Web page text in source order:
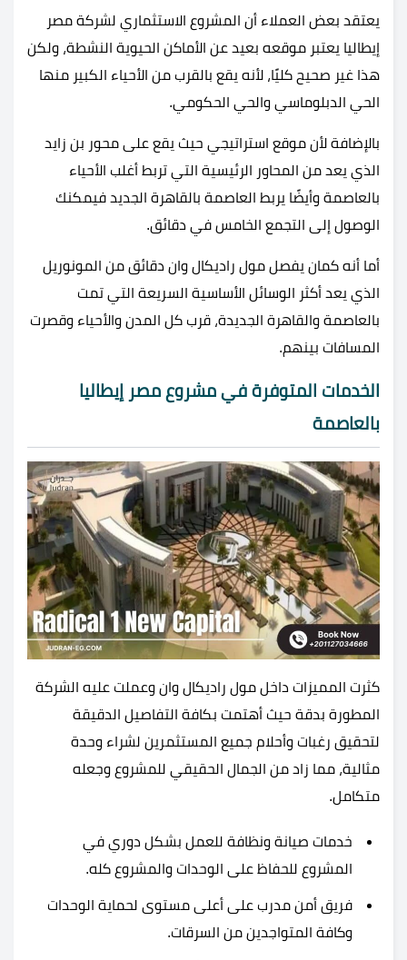
يعتقد بعض العملاء أن المشروع الاستثماري لشركة مصر
إيطاليا يعتبر موقعه بعيد عن الأماكن الحيوية النشطة، ولكن
هذا غير صحيح كليًا، لأنه يقع بالقرب من الأحياء الكبير منها
الحي الدبلوماسي والحي الحكومي.
بالإضافة لأن موقع استراتيجي حيث يقع على محور بن زايد
الذي يعد من المحاور الرئيسية التي تربط أغلب الأحياء
بالعاصمة وأيضًا يربط العاصمة بالقاهرة الجديد فيمكنك
الوصول إلى التجمع الخامس في دقائق.
أما أنه كمان يفصل مول راديكال وان دقائق من المونوريل
الذي يعد أكثر الوسائل الأساسية السريعة التي تمت
بالعاصمة والقاهرة الجديدة، قرب كل المدن والأحياء وقصرت
المسافات بينهم.
الخدمات المتوفرة في مشروع مصر إيطاليا
بالعاصمة
كثرت المميزات داخل مول راديكال وان وعملت عليه الشركة
المطورة بدقة حيث أهتمت بكافة التفاصيل الدقيقة
لتحقيق رغبات وأحلام جميع المستثمرين لشراء وحدة
مثالية، مما زاد من الجمال الحقيقي للمشروع وجعله
متكامل.
خدمات صيانة ونظافة للعمل بشكل دوري في
المشروع للحفاظ على الوحدات والمشروع كله.
فريق أمن مدرب على أعلى مستوى لحماية الوحدات
وكافة المتواجدين من السرقات.